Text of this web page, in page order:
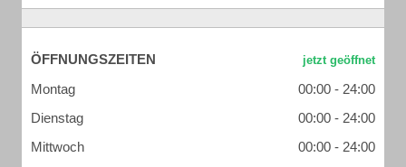
ÖFFNUNGSZEITEN
Montag
00:00 - 24:00
Dienstag
00:00 - 24:00
Mittwoch
00:00 - 24:00